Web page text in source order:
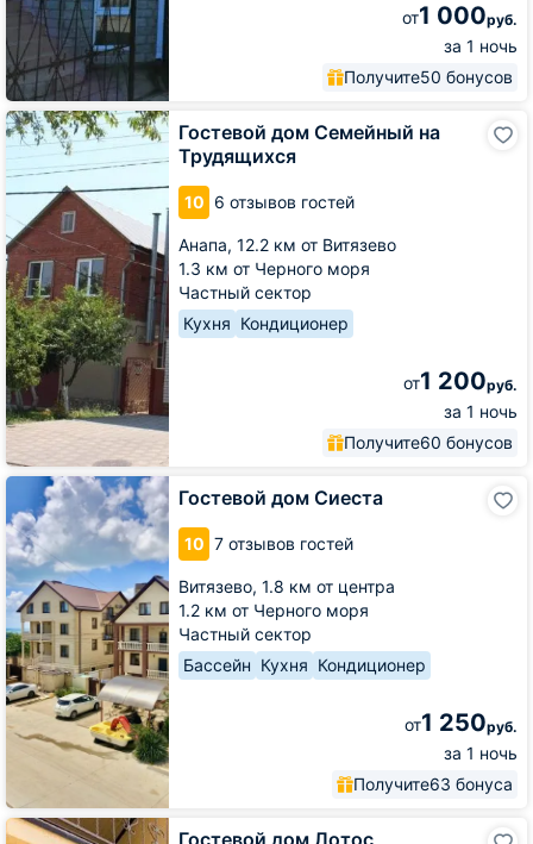
от1 000руб.
за 1 ночь
Получите50 бонусов
Гостевой дом Семейный на
Трудящихся
10 6 отзывов гостей
Анапа, 12.2 км от Витязево
1.3 км от Черного моря
Частный сектор
Кухня Кондиционер
от1 200руб.
за 1 ночь
Получите60 бонусов
Гостевой
дом
Семейный
Трудящихся
Гостевой дом Сиеста
10 7 отзывов гостей
Витязево, 1.8 км от центра
1.2 км от Черного моря
Частный сектор
Бассейн Кухня Кондиционер
от1 250руб.
за 1 ночь
Получите63 бонуса
Гостевой
дом
Сиеста
Гостевой дом Лотос
Гостевой